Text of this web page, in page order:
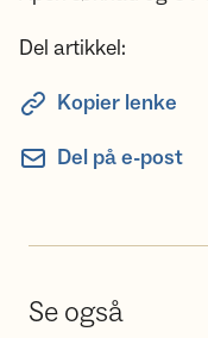
Del artikkel:
Kopier lenke
Del på e-post
Se også